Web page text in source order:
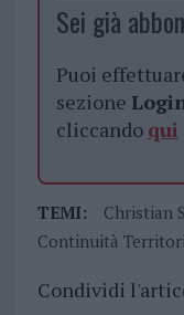
Sei già
Puoi
sezione
cliccando qui
TEMI:
Christian
Continuità
Condividi